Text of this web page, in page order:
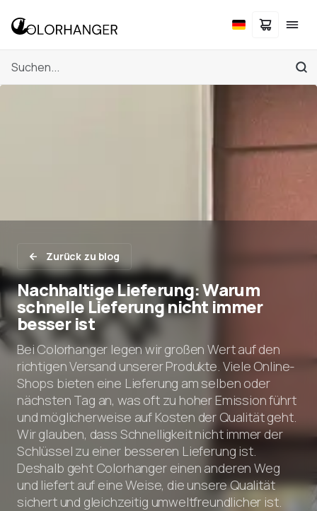
Zurück zu blog
Nachhaltige Lieferung: Warum
schnelle Lieferung nicht immer
besser ist
Bei Colorhanger legen wir großen Wert auf den
richtigen Versand unserer Produkte. Viele Online-
Shops bieten eine Lieferung am selben oder
nächsten Tag an, was oft zu hoher Emission führt
und möglicherweise auf Kosten der Qualität geht.
Wir glauben, dass Schnelligkeit nicht immer der
Schlüssel zu einer besseren Lieferung ist.
Deshalb geht Colorhanger einen anderen Weg
und liefert auf eine Weise, die unsere Qualität
sichert und gleichzeitig umweltfreundlicher ist.